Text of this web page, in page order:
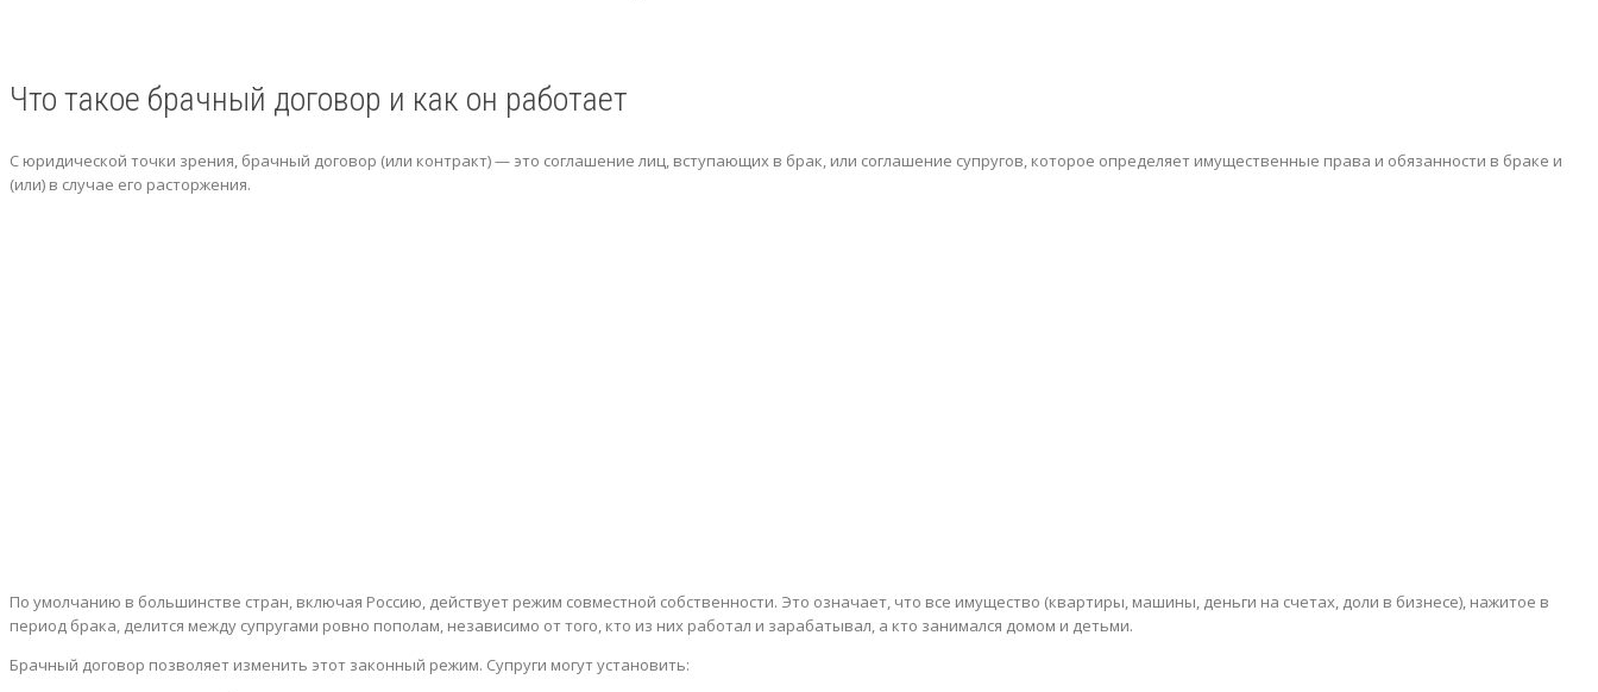
Что такое брачный договор и как он работает
С юридической точки зрения, брачный договор (или контракт) — это соглашение лиц, вступающих в брак, или соглашение супругов, которое определяет имущественные права и обязанности в браке и
(или) в случае его расторжения.
По умолчанию в большинстве стран, включая Россию, действует режим совместной собственности. Это означает, что все имущество (квартиры, машины, деньги на счетах, доли в бизнесе), нажитое в
период брака, делится между супругами ровно пополам, независимо от того, кто из них работал и зарабатывал, а кто занимался домом и детьми.
Брачный договор позволяет изменить этот законный режим. Супруги могут установить: